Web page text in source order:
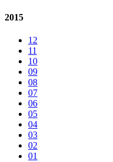
2015
12
11
10
09
08
07
06
05
04
03
02
01